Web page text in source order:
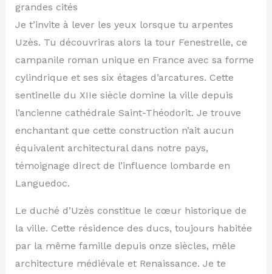
grandes cités
Je t’invite à lever les yeux lorsque tu arpentes
Uzès. Tu découvriras alors la tour Fenestrelle, ce
campanile roman unique en France avec sa forme
cylindrique et ses six étages d’arcatures. Cette
sentinelle du XIIe siècle domine la ville depuis
l’ancienne cathédrale Saint-Théodorit. Je trouve
enchantant que cette construction n’ait aucun
équivalent architectural dans notre pays,
témoignage direct de l’influence lombarde en
Languedoc.
Le duché d’Uzès constitue le cœur historique de
la ville. Cette résidence des ducs, toujours habitée
par la même famille depuis onze siècles, mêle
architecture médiévale et Renaissance. Je te